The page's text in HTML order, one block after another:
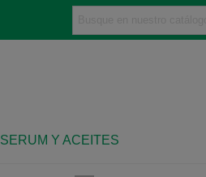
SERUM Y ACEITES